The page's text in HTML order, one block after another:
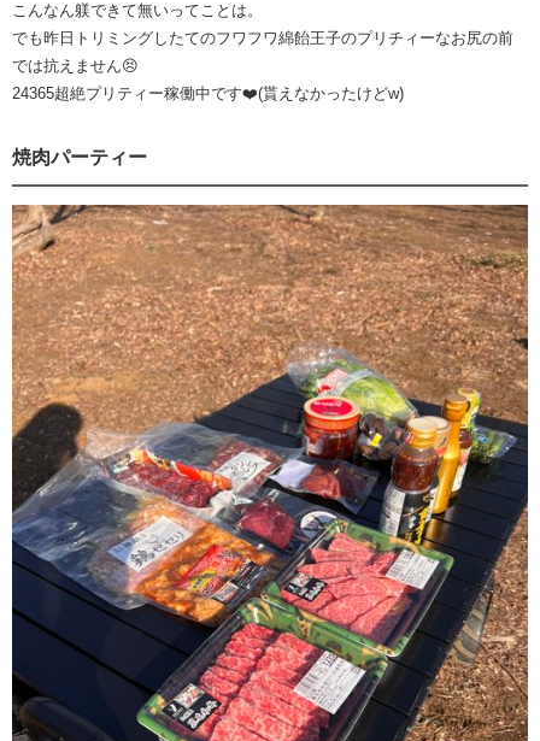
こんなん躾できて無いってことは。
でも昨日トリミングしたてのフワフワ綿飴王子のプリチィーなお尻の前
では抗えません😣
24365超絶プリティー稼働中です❤️(貰えなかったけどw)
焼肉パーティー